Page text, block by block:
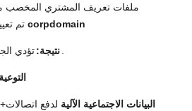
✅ ملفات تعريف المشتري المخصب
✅ تم فحص corpdomain
نتيجة:تؤدي الجودة العليا إلى دخول القمع.
2⃣
+ البيانات الاجتماعية الآلية لدفع اتصالات